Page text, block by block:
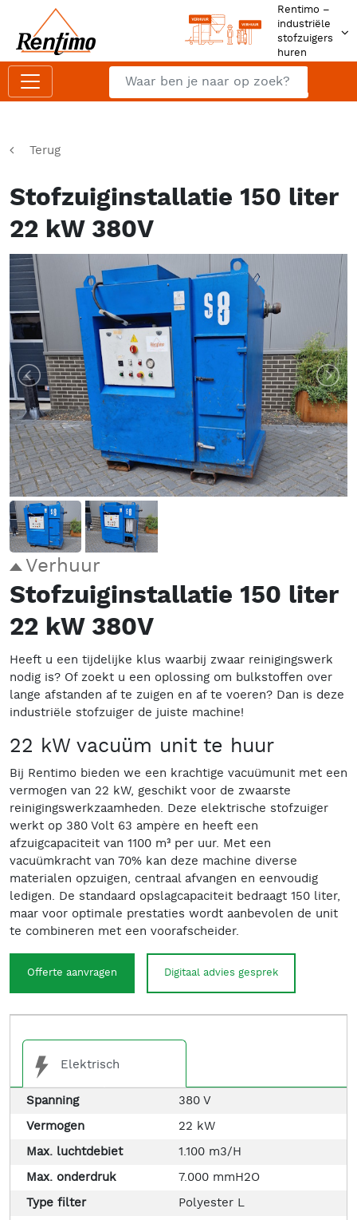
Rentimo –
industriële
stofzuigers
huren
Zoeken
Terug
Stofzuiginstallatie 150 liter
22 kW 380V
Verhuur
Stofzuiginstallatie 150 liter
22 kW 380V
Heeft u een tijdelijke klus waarbij zwaar reinigingswerk
nodig is? Of zoekt u een oplossing om bulkstoffen over
lange afstanden af te zuigen en af te voeren? Dan is deze
industriële stofzuiger de juiste machine!
22 kW vacuüm unit te huur
Bij Rentimo bieden we een krachtige vacuümunit met een
vermogen van 22 kW, geschikt voor de zwaarste
reinigingswerkzaamheden. Deze elektrische stofzuiger
werkt op 380 Volt 63 ampère en heeft een
afzuigcapaciteit van 1100 m³ per uur. Met een
vacuümkracht van 70% kan deze machine diverse
materialen opzuigen, centraal afvangen en eenvoudig
ledigen. De standaard opslagcapaciteit bedraagt 150 liter,
maar voor optimale prestaties wordt aanbevolen de unit
te combineren met een voorafscheider.
Offerte aanvragen Digitaal advies gesprek
Elektrisch
Spanning
380 V
Vermogen
22 kW
Max. luchtdebiet
1.100 m3/H
Max. onderdruk
7.000 mmH2O
Type filter
Polyester L